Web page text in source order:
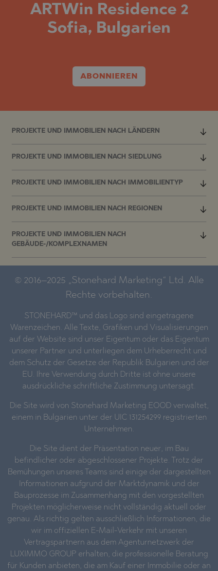
ARTWin Residence 2
Sofia, Bulgarien
ABONNIEREN
PROJEKTE UND IMMOBILIEN NACH LÄNDERN
PROJEKTE UND IMMOBILIEN NACH SIEDLUNG
PROJEKTE UND IMMOBILIEN NACH IMMOBILIENTYP
PROJEKTE UND IMMOBILIEN NACH REGIONEN
PROJEKTE UND IMMOBILIEN NACH
GEBÄUDE-/KOMPLEXNAMEN
© 2016–2025 „Stonehard Marketing“ Ltd. Alle
Rechte vorbehalten.
STONEHARD™ und das Logo sind eingetragene
Warenzeichen. Alle Texte, Grafiken und Visualisierungen
auf der Website sind unser Eigentum oder das Eigentum
unserer Partner und unterliegen dem Urheberrecht und
dem Schutz der Gesetze der Republik Bulgarien und der
EU. Ihre Verwendung durch Dritte ist ohne unsere
ausdrückliche schriftliche Zustimmung untersagt.
Die Site wird von Stonehard Marketing EOOD verwaltet,
einem in Bulgarien unter der UIC 131254299 registrierten
Unternehmen.
Die Site dient der Präsentation neuer, im Bau
befindlicher oder abgeschlossener Projekte. Trotz der
Bemühungen unseres Teams sind einige der dargestellten
Informationen aufgrund der Marktdynamik und der
Bauprozesse im Zusammenhang mit den vorgestellten
Projekten möglicherweise nicht vollständig aktuell oder
genau. Als richtig gelten ausschließlich Informationen, die
wir im offiziellen E-Mail-Verkehr mit unseren
Vertragspartnern aus dem Agenturnetzwerk der
LUXIMMO GROUP erhalten, die professionelle Beratung
für Kunden anbieten, die am Kauf einer Immobilie oder an